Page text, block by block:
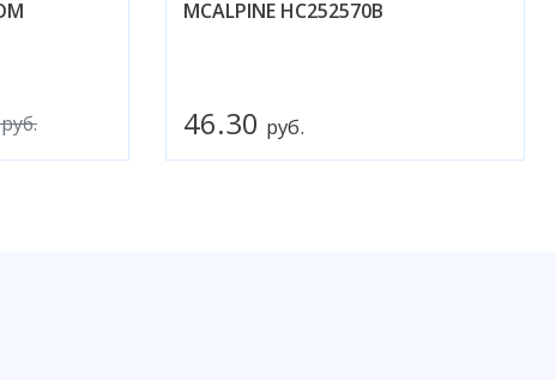
MCALPINE HC252570B
46.30 руб.